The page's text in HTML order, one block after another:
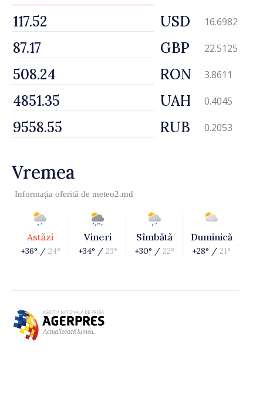
USD 16.6982
GBP 22.5125
RON 3.8611
UAH 0.4045
RUB 0.2053
Vremea
Informația oferită de meteo2.md
Astăzi
+36° / 24°
Vineri
+34° / 23°
Sîmbătă
+30° / 22°
Duminică
+28° / 21°